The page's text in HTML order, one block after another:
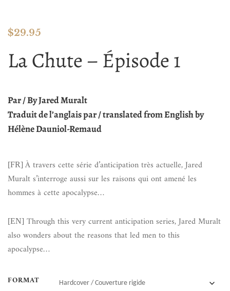
$29.95
La Chute – Épisode 1
Par / By Jared Muralt
Traduit de l’anglais par / translated from English by
Hélène Dauniol-Remaud
[FR] À travers cette série d’anticipation très actuelle, Jared
Muralt s’interroge aussi sur les raisons qui ont amené les
hommes à cette apocalypse…
[EN] Through this very current anticipation series, Jared Muralt
also wonders about the reasons that led men to this
apocalypse…
FORMAT